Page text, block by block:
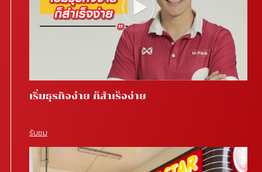
เริ่มธุรกิจง่าย ก็สำเร็จง่าย
รับชม